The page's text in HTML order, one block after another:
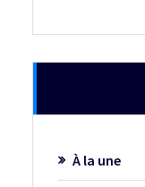
À la une